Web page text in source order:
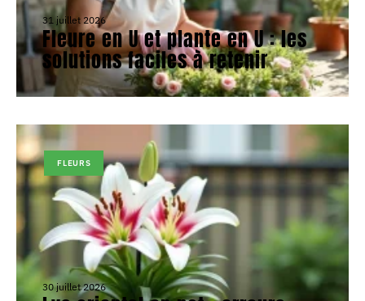
31 juillet 2026
Fleure en U et plante en U : les
solutions faciles à retenir
FLEURS
30 juillet 2026